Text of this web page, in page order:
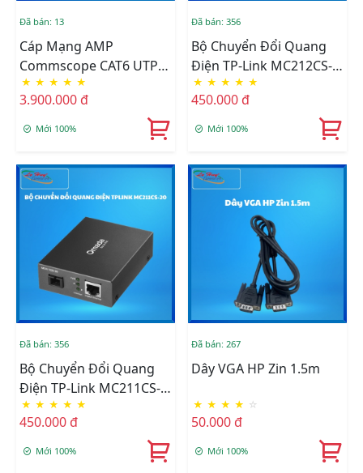
Đã bán: 13
Cáp Mạng AMP
Commscope CAT6 UTP
1427254-6 (305m/cuộn)
★ ★ ★ ★ ★
3.900.000 đ
Mới 100%
Đã bán: 356
Bộ Chuyển Đổi Quang
Điện TP-Link MC212CS-
20
★ ★ ★ ★ ★
450.000 đ
Mới 100%
Đã bán: 356
Bộ Chuyển Đổi Quang
Điện TP-Link MC211CS-
20
★ ★ ★ ★ ★
450.000 đ
Mới 100%
Đã bán: 267
Dây VGA HP Zin 1.5m
★ ★ ★ ★ ☆
50.000 đ
Mới 100%